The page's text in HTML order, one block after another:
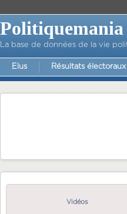
Politiquemania
La base de données de la vie
Elus Résultats électoraux
Vidéos